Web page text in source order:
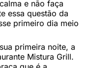
e não faça
essa questão da
primeiro dia meio
primeira noite, a
Mistura Grill.